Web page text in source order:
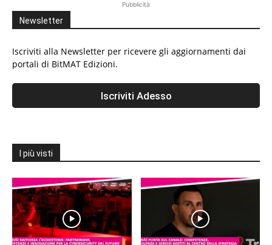
Pubblicità
Newsletter
Iscriviti alla Newsletter per ricevere gli aggiornamenti dai
portali di BitMAT Edizioni.
I più visti